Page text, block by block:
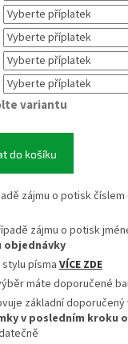
variantu
do košíku
zájmu o potisk číslem
zájmu o potisk
objednávky
písma VÍCE ZDE
máte doporučené
základní
v posledním kroku